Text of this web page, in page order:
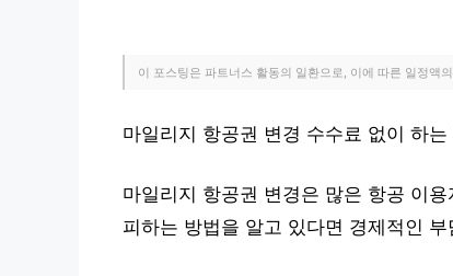
이 포스팅은 파트너스 활동의 일환으로, 이에 따른 일정액
마일리지 항공권 변경 수수료 없이 하
마일리지 항공권 변경은 많은 항공 이
피하는 방법을 알고 있다면 경제적인